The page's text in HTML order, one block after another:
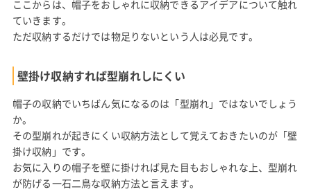
ここからは、帽子をおしゃれに収納できるアイデアについて触れ
ていきます。
ただ収納するだけでは物足りないという人は必見です。
壁掛け収納すれば型崩れしにくい
帽子の収納でいちばん気になるのは「型崩れ」ではないでしょう
か。
その型崩れが起きにくい収納方法として覚えておきたいのが「壁
掛け収納」です。
お気に入りの帽子を壁に掛ければ見た目もおしゃれな上、型崩れ
が防げる一石二鳥な収納方法と言えます。